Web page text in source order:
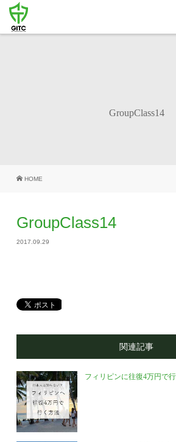
GroupClass14
HOME
GroupClass14
2017.09.29
関連記事
フィリピンに往復4万円で